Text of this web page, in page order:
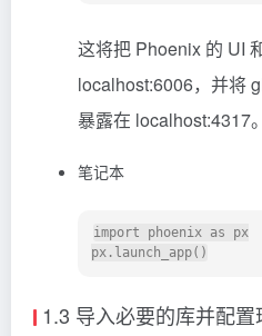
这将把 Phoenix 的 UI
localhost:6006，并将
暴露在 localhost:4317。
笔记本
import phoenix as px
1.3 导入必要的库并配置